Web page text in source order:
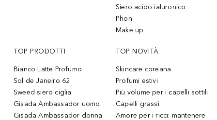
Siero acido ialuronico
Phon
Make up
TOP PRODOTTI
Bianco Latte Profumo
Sol de Janeiro 62
Sweed siero ciglia
Gisada Ambassador uomo
Gisada Ambassador donna
TOP NOVITÀ
Skincare coreana
Profumi estivi
Più volume per i capelli sottili
Capelli grassi
Amore per i ricci: mantenere